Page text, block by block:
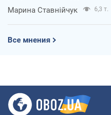
Марина Ставнійчук 6,3 т.
Все мнения